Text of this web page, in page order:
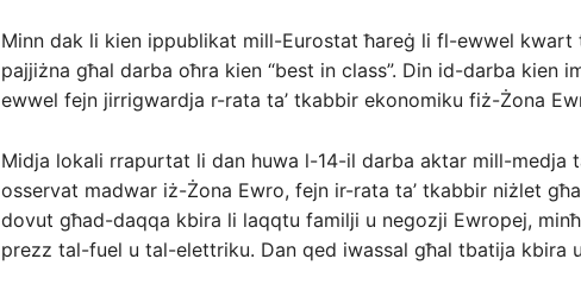
Minn dak li kien ippublikat mill-Eurostat ħareġ li fl-ewwel kwart
pajjiżna għal darba oħra kien “best in class”. Din id-darba kien
ewwel fejn jirrigwardja r-rata ta’ tkabbir ekonomiku fiż-Żona
Midja lokali rrapurtat li dan huwa l-14-il darba aktar mill-medja
osservat madwar iż-Żona Ewro, fejn ir-rata ta’ tkabbir niżlet
dovut għad-daqqa kbira li laqqtu familji u negozji Ewropej,
prezz tal-fuel u tal-elettriku. Dan qed iwassal għal tbatija kbira